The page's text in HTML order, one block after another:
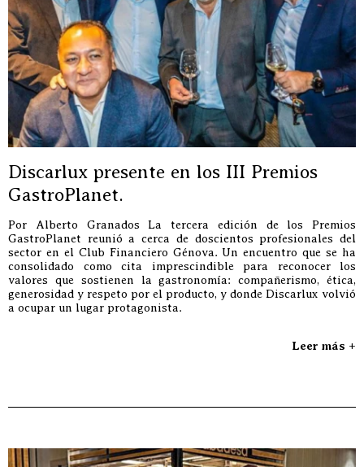
Discarlux presente en los III Premios
GastroPlanet.
Por Alberto Granados La tercera edición de los Premios
GastroPlanet reunió a cerca de doscientos profesionales del
sector en el Club Financiero Génova. Un encuentro que se ha
consolidado como cita imprescindible para reconocer los
valores que sostienen la gastronomía: compañerismo, ética,
generosidad y respeto por el producto, y donde Discarlux volvió
a ocupar un lugar protagonista.
Leer más +